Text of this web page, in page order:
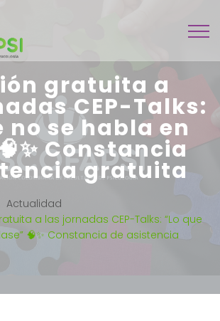
gratuita a
CEP-Talks:
no se habla en
Constancia
gratuita
Actualidad
a las jornadas CEP-Talks: “Lo que
🧠✨ Constancia de asistencia